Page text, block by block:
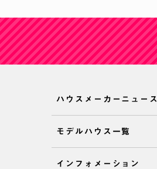
ハウスメーカーニュース
モデルハウス一覧
インフォメーション